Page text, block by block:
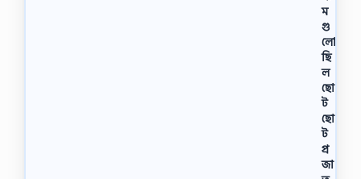
ম
গু
লো
ছি
ল
ছো
ট
ছো
ট
প্র
জা